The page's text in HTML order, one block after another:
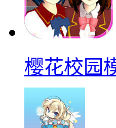
樱花校园